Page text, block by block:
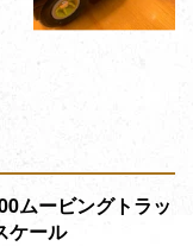
ムービングトラッ
ール